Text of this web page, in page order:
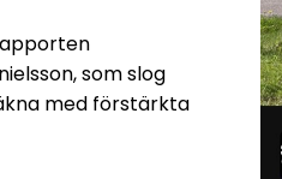
som slog
med förstärkta